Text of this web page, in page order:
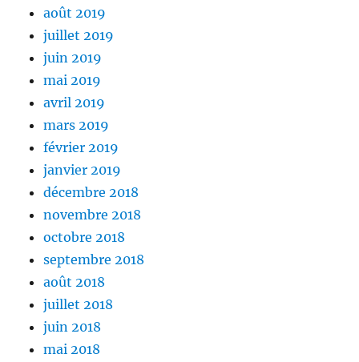
août 2019
juillet 2019
juin 2019
mai 2019
avril 2019
mars 2019
février 2019
janvier 2019
décembre 2018
novembre 2018
octobre 2018
septembre 2018
août 2018
juillet 2018
juin 2018
mai 2018